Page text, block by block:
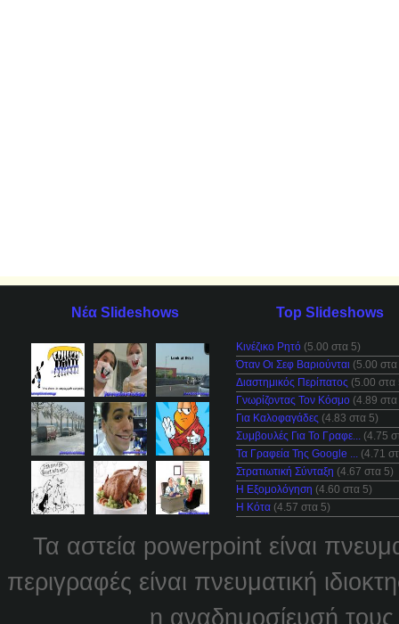
Νέα Slideshows Top Slideshows
Κινέζικο Ρητό (5.00 στα 5)
Όταν Οι Σεφ Βαριούνται (5.00
Διαστημικός Περίπατος (5.00 στα
Γνωρίζοντας Τον Κόσμο (4.89
Για Καλοφαγάδες (4.83 στα 5)
Συμβουλές Για Το Γραφε... (4.75
Τα Γραφεία Της Google ... (4.71
Στρατιωτική Σύνταξη (4.67 στα 5)
Η Εξομολόγηση (4.60 στα 5)
Η Κότα (4.57 στα 5)
Τα αστεία powerpoint είναι
περιγραφές είναι πνευματική
η αναδημοσίευσή τους